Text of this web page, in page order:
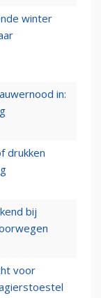
winter
in:
drukken
bij
voor